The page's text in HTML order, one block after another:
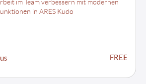
im Team verbessern mit modernen
in ARES Kudo
FREE